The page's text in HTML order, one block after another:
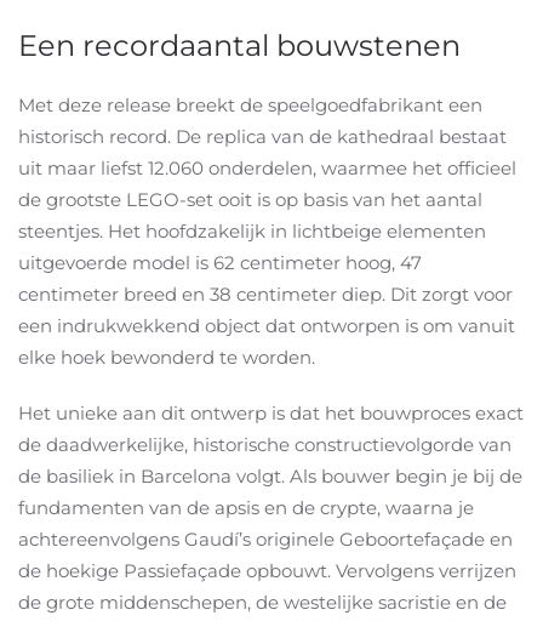
Een recordaantal bouwstenen
Met deze release breekt de speelgoedfabrikant een
historisch record. De replica van de kathedraal bestaat
uit maar liefst 12.060 onderdelen, waarmee het officieel
de grootste LEGO-set ooit is op basis van het aantal
steentjes. Het hoofdzakelijk in lichtbeige elementen
uitgevoerde model is 62 centimeter hoog, 47
centimeter breed en 38 centimeter diep. Dit zorgt voor
een indrukwekkend object dat ontworpen is om vanuit
elke hoek bewonderd te worden.
Het unieke aan dit ontwerp is dat het bouwproces exact
de daadwerkelijke, historische constructievolgorde van
de basiliek in Barcelona volgt. Als bouwer begin je bij de
fundamenten van de apsis en de crypte, waarna je
achtereenvolgens Gaudí’s originele Geboortefaçade en
de hoekige Passiefaçade opbouwt. Vervolgens verrijzen
de grote middenschepen, de westelijke sacristie en de